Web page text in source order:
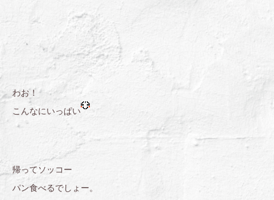
わお！
こんなにいっぱい
帰ってソッコー
パン食べるでしょー。